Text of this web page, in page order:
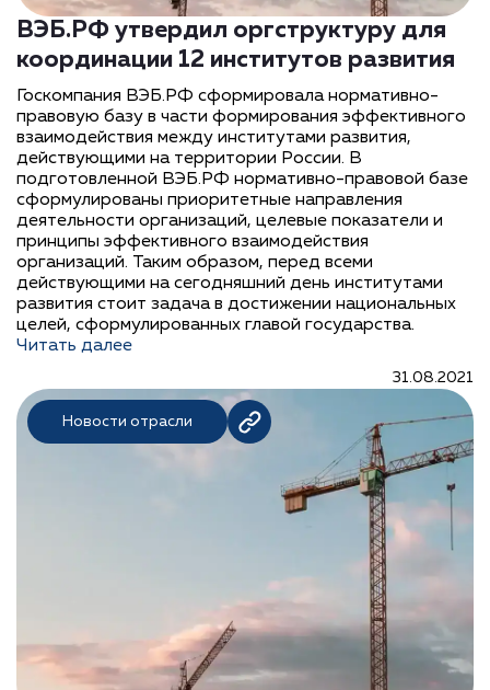
ВЭБ.РФ утвердил оргструктуру для
координации 12 институтов развития
Госкомпания ВЭБ.РФ сформировала нормативно-
правовую базу в части формирования эффективного
взаимодействия между институтами развития,
действующими на территории России. В
подготовленной ВЭБ.РФ нормативно-правовой базе
сформулированы приоритетные направления
деятельности организаций, целевые показатели и
принципы эффективного взаимодействия
организаций. Таким образом, перед всеми
действующими на сегодняшний день институтами
развития стоит задача в достижении национальных
целей, сформулированных главой государства.
Читать далее
31.08.2021
Новости отрасли